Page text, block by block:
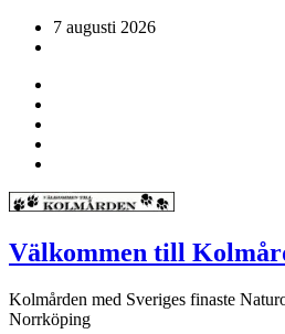
Hoppa7 augusti 2026
Välkommen till
Kolmården med Sveriges finaste
Norrköping